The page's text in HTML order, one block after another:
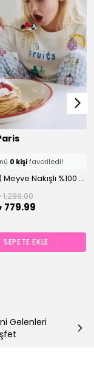
0 kişifavoriledi!
ekledi!
0 adetsatıldı
(2-7 Yaş) Meyve Nakışlı %100 Pamuklu Altüst Takım
779.99
SEPETE EKLE
Gelenleri